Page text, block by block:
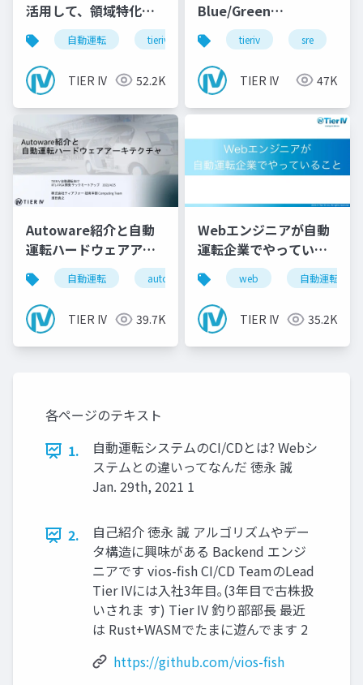
活用して、領域特化型
のProcessorを作ろ
う！
自動運転 tieriv fpga rtl
TIER IV 52.2K
Blue/Green
Deployment
tieriv sre
TIER IV 47K
Autoware紹介と自動
運転ハードウェアアー
キテクチャ
自動運転 autoware tieriv fpga
TIER IV 39.7K
Webエンジニアが自動
運転企業でやっている
こと
web 自動運転
TIER IV 35.2K
各ページのテキスト
1.
自動運転システムのCI/CDとは? Webシ
ステムとの違いってなんだ 徳永 誠
Jan. 29th, 2021 1
2.
自己紹介 徳永 誠 アルゴリズムやデー
タ構造に興味がある Backend エンジ
ニアです vios-fish CI/CD TeamのLead
Tier IVには入社3年目｡(3年目で古株扱
いされま す) Tier IV 釣り部部長 最近
は Rust+WASMでたまに遊んでます 2
https://github.com/vios-fish